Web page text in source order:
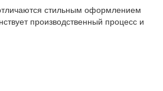
стильным оформлением
производственный процесс и